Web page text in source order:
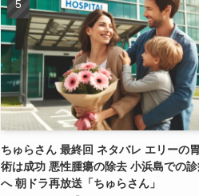
ちゅらさん 最終回 ネタバレ エリーの
術は成功 悪性腫瘍の除去 小浜島での
へ 朝ドラ再放送「ちゅらさん」